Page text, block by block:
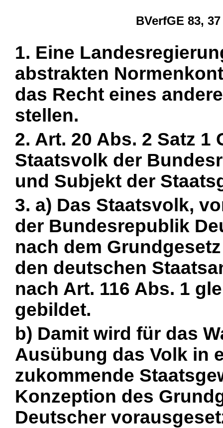
BVerfGE 83,
1. Eine
abstrakten
das Recht eines
stellen.
2. Art. 20 Abs. 2 Satz 1
Staatsvolk der
und Subjekt der
3. a) Das Staatsvolk,
der Bundesrepublik
nach dem
den deutschen
nach Art. 116 Abs. 1
gebildet.
b) Damit wird für das
Ausübung das Volk in
zukommende
Konzeption des
Deutscher